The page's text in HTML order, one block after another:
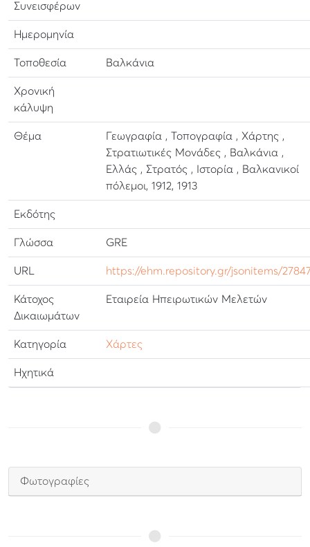
Συνεισφέρων
Ημερομηνία
Τοποθεσία Βαλκάνια
Χρονική
κάλυψη
Θέμα
Γεωγραφία , Τοπογραφία , Χάρτης ,
Στρατιωτικές Μονάδες , Βαλκάνια ,
Ελλάς , Στρατός , Ιστορία , Βαλκανικοί
πόλεμοι, 1912, 1913
Εκδότης
Γλώσσα GRE
URL https://ehm.repository.gr/jsonitems/
Κάτοχος
Δικαιωμάτων
Εταιρεία Ηπειρωτικών Μελετών
Κατηγορία Χάρτες
Ηχητικά
Φωτογραφίες